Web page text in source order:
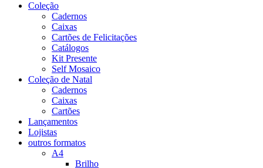
Coleção
Cadernos
Caixas
Cartões de Felicitações
Catálogos
Kit Presente
Self Mosaico
Coleção de Natal
Cadernos
Caixas
Cartões
Lançamentos
Lojistas
outros formatos
A4
Brilho